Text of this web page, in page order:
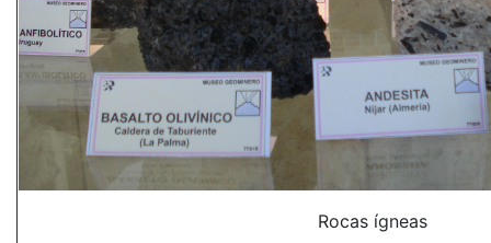
Rocas ígneas